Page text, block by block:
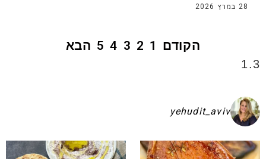
28 במרץ 2026
הקודם 1
2
3
4
5 הבא
yehudit_aviv
בפיתות היסטריות